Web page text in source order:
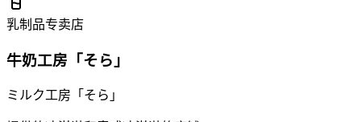
乳制品专卖店
牛奶工房「そら」
ミルク工房「そら」